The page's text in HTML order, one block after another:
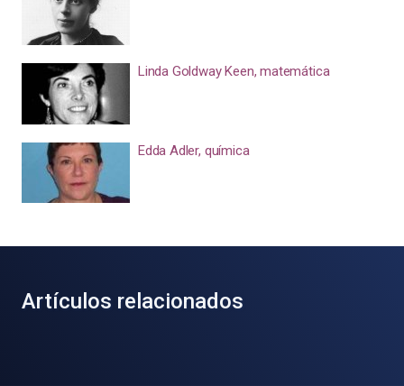
Linda Goldway Keen, matemática
Edda Adler, química
Artículos relacionados